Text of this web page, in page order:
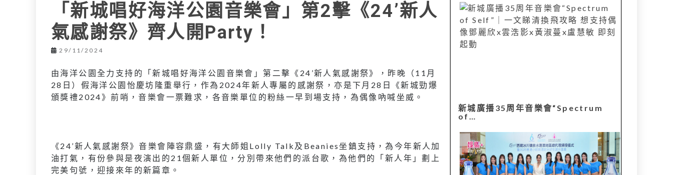
「新城唱好海洋公園音樂會」第2擊《24’新人
氣感謝祭》齊人開Party！
29/11/2024
由海洋公園全力支持的「新城唱好海洋公園音樂會」第二擊《24’新人氣感謝祭》，昨晚（11月
28日）假海洋公園怡慶坊隆重舉行，作為2024年新人專屬的感謝祭，亦是下月28日《新城勁爆
頒獎禮2024》前哨，音樂會一票難求，各音樂單位的粉絲一早到場支持，為偶像吶喊坐威。
《24’新人氣感謝祭》音樂會陣容鼎盛，有大師姐Lolly Talk及Beanies坐鎮支持，為今年新人加
油打氣，有份參與是夜演出的21個新人單位，分別帶來他們的派台歌，為他們的「新人年」劃上
完美句號，迎接來年的新篇章。
新城廣播35周年音樂會“Spectrum
of…